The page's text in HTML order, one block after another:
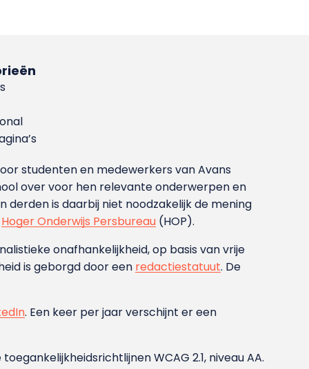
studenten en medewerkers van Avans
over voor hen relevante onderwerpen en
is daarbij niet noodzakelijk de mening
Hoger Onderwijs Persbureau (HOP).
onafhankelijkheid, op basis van vrije
is geborgd door een redactiestatuut. De
. Een keer per jaar verschijnt er een
WCAG 2.1, niveau AA.